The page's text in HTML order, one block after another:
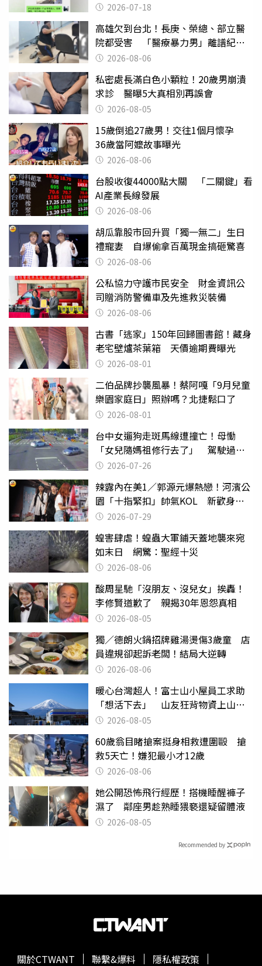
2026-07-18
高雄欠到台北！長庚、榮總、部立醫
院都受害 「醫療暴力男」離譜紀錄
曝光2026-08-06
私密處長滿白色小顆粒！20歲男崩潰
求診 醫曝5大真相別再誤會
2026-08-05
15歲倒追27歲男！交往1個月懷孕
36歲當阿嬤故事曝光
2026-08-06
台股收復44000點大關 「二關鍵」看
AI產業長線發展
2026-08-06
胡瓜靠股市回升買「獨一無二」生日
禮寵妻 自爆偷拿百萬現金搞砸驚喜
2026-08-06
公私協力守護市民安全 財金資訊公
司贈消防警備車及先進救災裝備
2026-08-06
古書「逃家」150年回歸圖書館！藏身
老宅壁爐茶葉箱 天價逾期費曝光
2026-08-01
二伯品牌抄襲風暴！蔡阿嘎「9月兒童
樂園家庭日」照辦嗎？北捷鬆口了
2026-08-01
台中女遛狗走斑馬線遭撞亡！母慟
「女兒隨媽祖修行去了」 駕駛過失
致死判9月
2026-07-26
辣露內在美1／郭源元爆熱戀！河濱公
園「十指緊扣」帥氣KOL 新歡身份
曝光2026-07-29
蝗害肆虐！蝗蟲大軍鋪天蓋地襲來宛
如末日 網驚：聖經十災
2026-08-06
酸周星馳「沒朋友、沒兒女」挨轟！
李修賢道歉了 親揭30年恩怨真相
2026-08-05
獨／德朗火鍋招牌雞湯燙傷3歲童 店
員違規卻起訴老闆！結局大逆轉
2026-08-06
暖心台灣超人！富士山小屋員工求助
「想活下去」 山友狂背物資上山：
台灣真的是寶島
2026-08-05
60歲翁目睹搶案挺身相救遭圍毆 搶
救5天亡！嫌犯最小才12歲
2026-08-06
她公開恐怖飛行經歷！搭機睡醒褲子
濕了 鄰座男趁熟睡猥褻還疑留體液
2026-08-05
Recommended by
關於CTWANT 聯繫&爆料 隱私權政策